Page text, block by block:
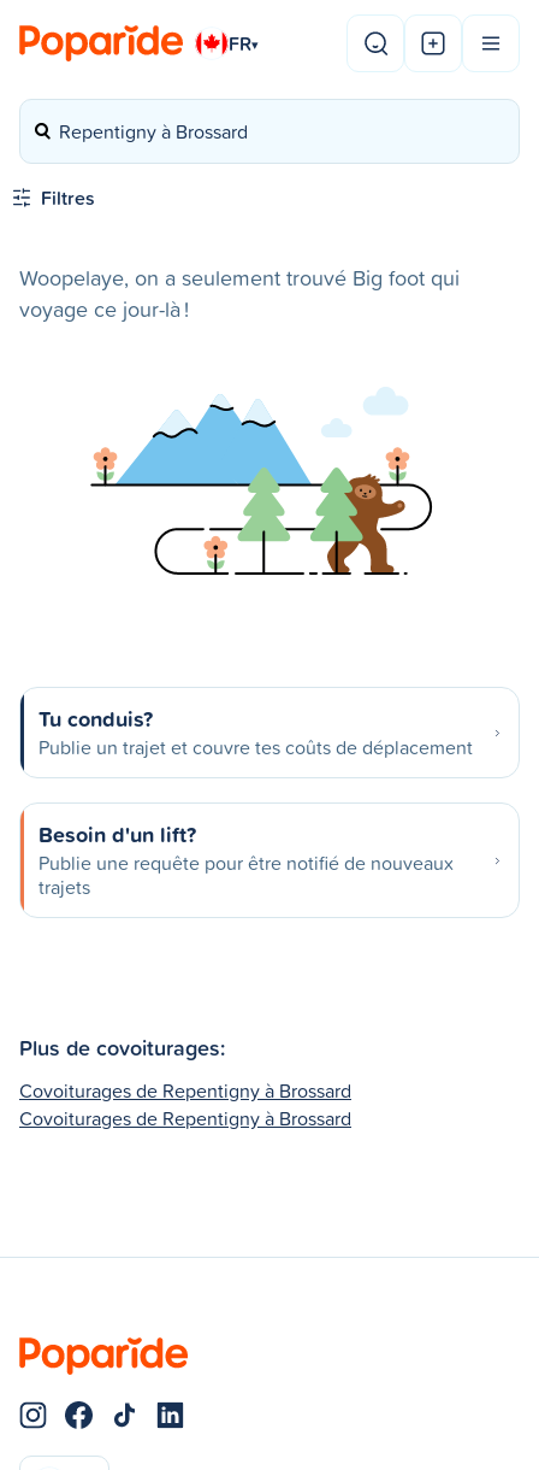
FR▾
Repentigny à Brossard
Filtres
Woopelaye, on a seulement trouvé Big foot qui
voyage ce jour-là !
Tu conduis?
Publie un trajet et couvre tes coûts de déplacement
Besoin d'un lift?
Publie une requête pour être notifié de nouveaux
trajets
Plus de covoiturages:
Covoiturages de Repentigny à Brossard
Covoiturages de Repentigny à Brossard